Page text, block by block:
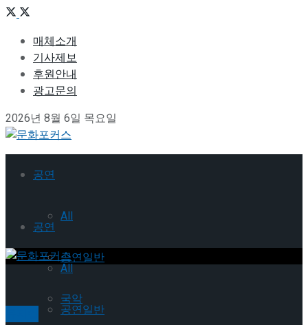
매체소개
기사제보
후원안내
광고문의
2026년 8월 6일 목요일
공연
All
공연일반
국악
공연
All
공연일반